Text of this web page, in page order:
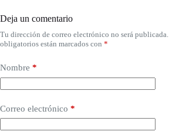
Deja un comentario
Tu dirección de correo electrónico no será publicada.
obligatorios están marcados con *
Nombre *
Correo electrónico *